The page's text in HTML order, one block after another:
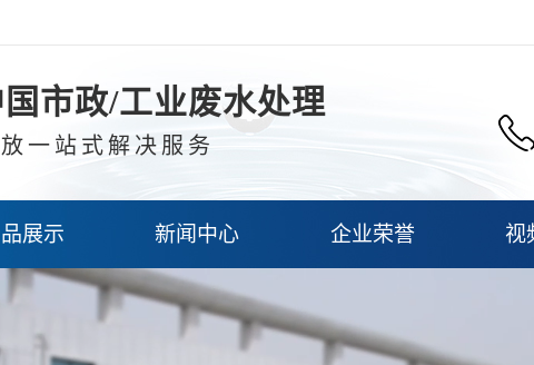
市政/工业废水处理
一站式解决服务
展示 新闻中心 企业荣誉 视